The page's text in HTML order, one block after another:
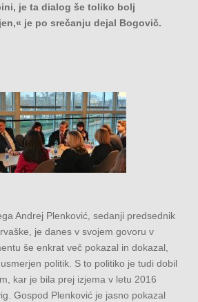
je ta dialog še toliko bolj
je po srečanju dejal Bogovič.
Andrej Plenković, sedanji predsednik
je danes v svojem govoru v
še enkrat več pokazal in dokazal,
politik. S to politiko je tudi dobil
kar je bila prej izjema v letu 2016
Gospod Plenković je jasno pokazal